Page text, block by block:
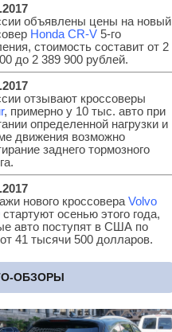
Lada Lamborghini
Land Rover Lifan
Maybach Mazda
Mercury Mini
объявлены цены на новый
Honda CR-V 5-го
стоимость составит от 2
до 2 389 900 рублей.
отзывают кроссоверы
, примерно у 10 тыс. авто при
определенной нагрузки и
движения возможно
заднего тормозного
нового кроссовера Volvo
стартуют осенью этого года,
авто поступят в США по
41 тысячи 500 долларов.
ОБЗОРЫ